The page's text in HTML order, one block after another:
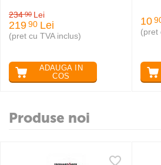
234 90 Lei
219 90 Lei
(pret cu TVA inclus)
ADAUGA IN
COS
10
(pret
Produse noi